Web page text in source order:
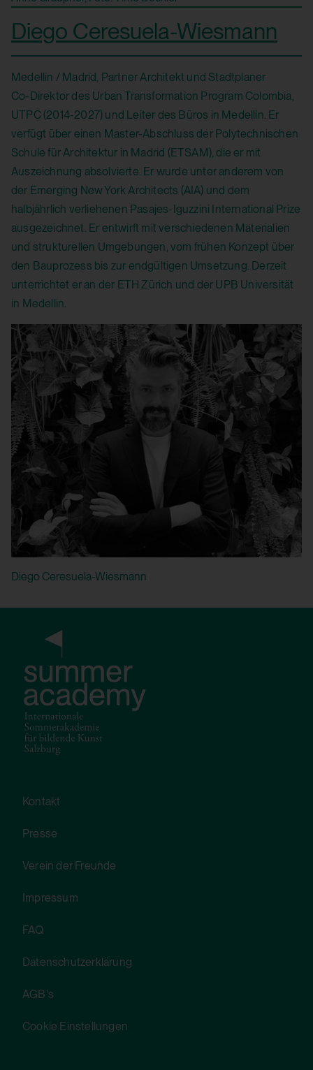
Diego Ceresuela-Wiesmann
Medellin / Madrid, Partner Architekt und Stadtplaner
Co-Direktor des Urban Transformation Program Colombia,
UTPC (2014-2027) und Leiter des Büros in Medellín. Er
verfügt über einen Master-Abschluss der Polytechnischen
Schule für Architektur in Madrid (ETSAM), die er mit
Auszeichnung absolvierte. Er wurde unter anderem von
der Emerging New York Architects (AIA) und dem
halbjährlich verliehenen Pasajes-Iguzzini International Prize
ausgezeichnet. Er entwirft mit verschiedenen Materialien
und strukturellen Umgebungen, vom frühen Konzept über
den Bauprozess bis zur endgültigen Umsetzung. Derzeit
unterrichtet er an der ETH Zürich und der UPB Universität
in Medellin.
Diego Ceresuela-Wiesmann
HTML Local Storage:
Verwendungszweck:
Speichert die Benutzereinstellungen beim
Abruf eines auf anderen Webseiten
integrierten YouTube-Videos
Drittanbieter:
Ja
HTML Local Storage:
yt-player-bandwidth
Abruf eines auf anderen Webseiten
integrierten YouTube-Videos
Drittanbieter:
HTML Session Storage:
yt-remote-session-app
Verwendungszweck:
Speichert die Benutzereinstellungen beim
Abruf eines auf anderen Webseiten
integrierten YouTube-Videos
Ja
HTML Session Storage:
yt-remote-cast-installed
Verwendungszweck:
Speichert die Benutzereinstellungen beim
HTML Session Storage:
Kontakt
Presse
Verein der Freunde
Impressum
FAQ
Datenschutzerklärung
AGB's
Cookie Einstellungen